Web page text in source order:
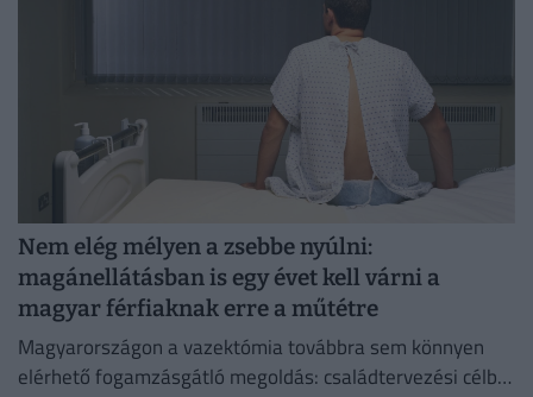
Nem elég mélyen a zsebbe nyúlni:
magánellátásban is egy évet kell várni a
magyar férfiaknak erre a műtétre
Magyarországon a vazektómia továbbra sem könnyen
elérhető fogamzásgátló megoldás: családtervezési célból